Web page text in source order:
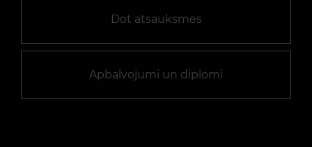
Dot atsauksmes
Apbalvojumi un diplomi